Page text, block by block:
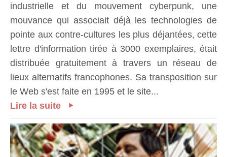
industrielle et du mouvement cyberpunk, une
mouvance qui associait déjà les technologies de
pointe aux contre-cultures les plus déjantées, cette
lettre d'information tirée à 3000 exemplaires, était
distribuée gratuitement à travers un réseau de
lieux alternatifs francophones. Sa transposition sur
le Web s'est faite en 1995 et le site...
Lire la suite